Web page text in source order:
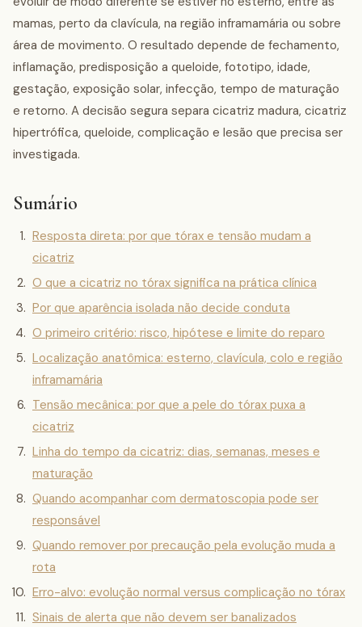
mamas, perto da clavícula, na região inframamária ou sobre
área de movimento. O resultado depende de fechamento,
inflamação, predisposição a queloide, fototipo, idade,
gestação, exposição solar, infecção, tempo de maturação
e retorno. A decisão segura separa cicatriz madura, cicatriz
hipertrófica, queloide, complicação e lesão que precisa ser
investigada.
Sumário
Resposta direta: por que tórax e tensão mudam a
cicatriz
O que a cicatriz no tórax significa na prática clínica
Por que aparência isolada não decide conduta
O primeiro critério: risco, hipótese e limite do reparo
Localização anatômica: esterno, clavícula, colo e região
inframamária
Tensão mecânica: por que a pele do tórax puxa a
cicatriz
Linha do tempo da cicatriz: dias, semanas, meses e
maturação
Quando acompanhar com dermatoscopia pode ser
responsável
Quando remover por precaução pela evolução muda a
rota
Erro-alvo: evolução normal versus complicação no tórax
Sinais de alerta que não devem ser banalizados